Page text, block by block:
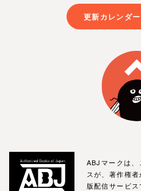
更新カレンダ
ABJマークは
スが、著作権
版配信サービ